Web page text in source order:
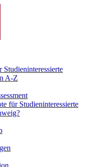
A-Z
für Studieninteressierte